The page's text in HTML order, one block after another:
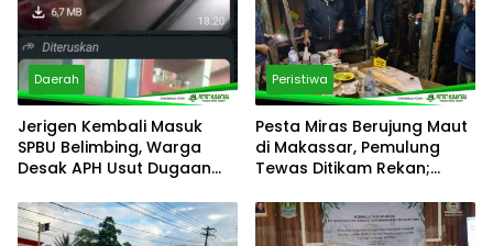
Daerah
Jerigen Kembali Masuk
SPBU Belimbing, Warga
Desak APH Usut Dugaan
Peristiwa
Pesta Miras Berujung Maut
di Makassar, Pemulung
Tewas Ditikam Rekan;
Pelaku